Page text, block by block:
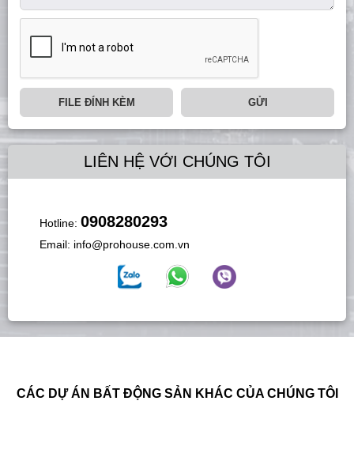
FILE ĐÍNH KÈM GỬI
LIÊN HỆ VỚI CHÚNG TÔI
Hotline: 0908280293
Email: info@prohouse.com.vn
CÁC DỰ ÁN BẤT ĐỘNG SẢN KHÁC CỦA CHÚNG TÔI